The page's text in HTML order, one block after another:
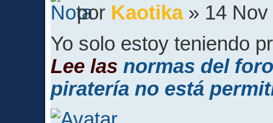
por Kaotika» 14 Nov
Yo solo estoy teniendo
Lee lasnormas del
piratería no está